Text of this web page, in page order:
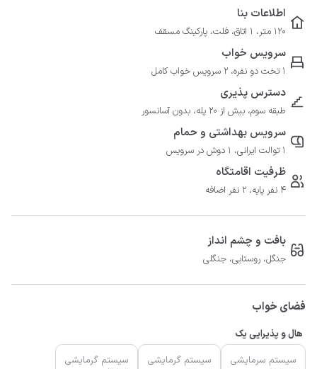
اطلاعات بنا
120 متر، 1 اتاق، فلت، پارکینگ مسقف
سرویس خواب
1 تخت دو نفره، 2 سرویس خواب کامل
دسترس پذیری
طبقه سوم، بیش از 20 پله، بدون آسانسور
سرویس بهداشتی و حمام
1 توالت ایرانی، 1 دوش در سرویس
ظرفیت اقامتگاه
4 نفر پایه، 2 نفر اضافه
بافت و چشم انداز
جنگل، روستایی، جنگلی
فضای خواب
هال و پذیرایی یک
سیستم سرمایشی
سیستم گرمایشی
سیستم گرمایشی